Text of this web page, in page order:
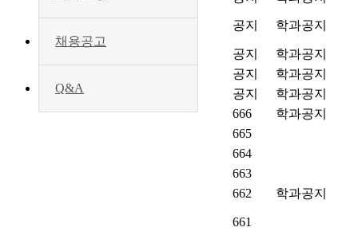
채용공고
Q&A
공지 학과공지
공지 학과공지
공지
학과공지
공지
학과공지
666
학과공지
665
664
663
662
학과공지
661